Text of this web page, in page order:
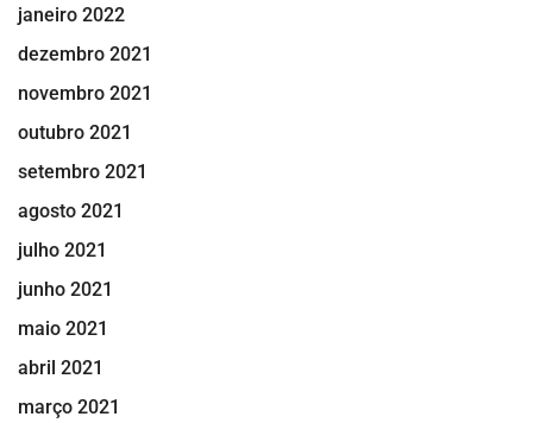
janeiro 2022
dezembro 2021
novembro 2021
outubro 2021
setembro 2021
agosto 2021
julho 2021
junho 2021
maio 2021
abril 2021
março 2021